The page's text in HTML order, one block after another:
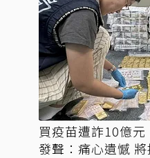
買疫苗遭詐10億
發聲：痛心遺憾